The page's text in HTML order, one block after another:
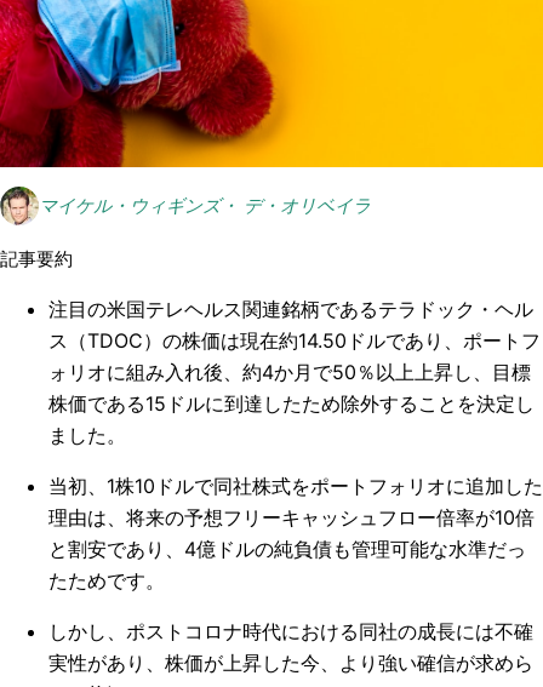
マイケル・ウィギンズ・ デ・オリベイラ
記事要約
注目の米国テレヘルス関連銘柄であるテラドック・ヘル
ス（TDOC）の株価は現在約14.50ドルであり、ポートフ
ォリオに組み入れ後、約4か月で50％以上上昇し、目標
株価である15ドルに到達したため除外することを決定し
ました。
当初、1株10ドルで同社株式をポートフォリオに追加した
理由は、将来の予想フリーキャッシュフロー倍率が10倍
と割安であり、4億ドルの純負債も管理可能な水準だっ
たためです。
しかし、ポストコロナ時代における同社の成長には不確
実性があり、株価が上昇した今、より強い確信が求めら